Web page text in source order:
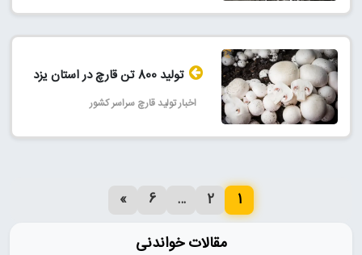
تولید 800 تن قارچ در استان یزد
اخبار تولید قارچ سراسر کشور
1
2
…
6
»
مقالات خواندنی